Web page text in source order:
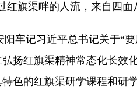
旗渠畔的人流，来自四
记习近平总书记关于“
扬红旗渠精神常态化长
色的红旗渠研学课程和研